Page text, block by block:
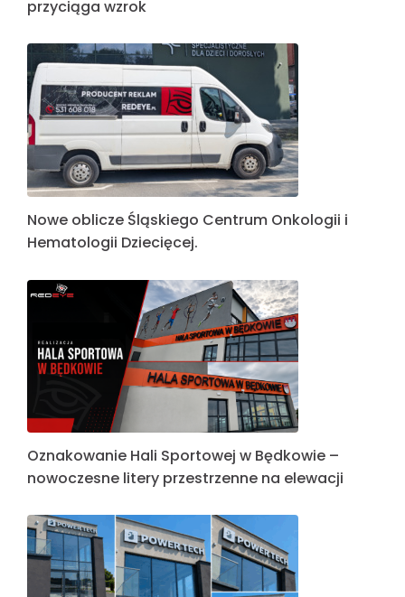
przyciąga wzrok
Nowe oblicze Śląskiego Centrum Onkologii i
Hematologii Dziecięcej.
Oznakowanie Hali Sportowej w Będkowie –
nowoczesne litery przestrzenne na elewacji